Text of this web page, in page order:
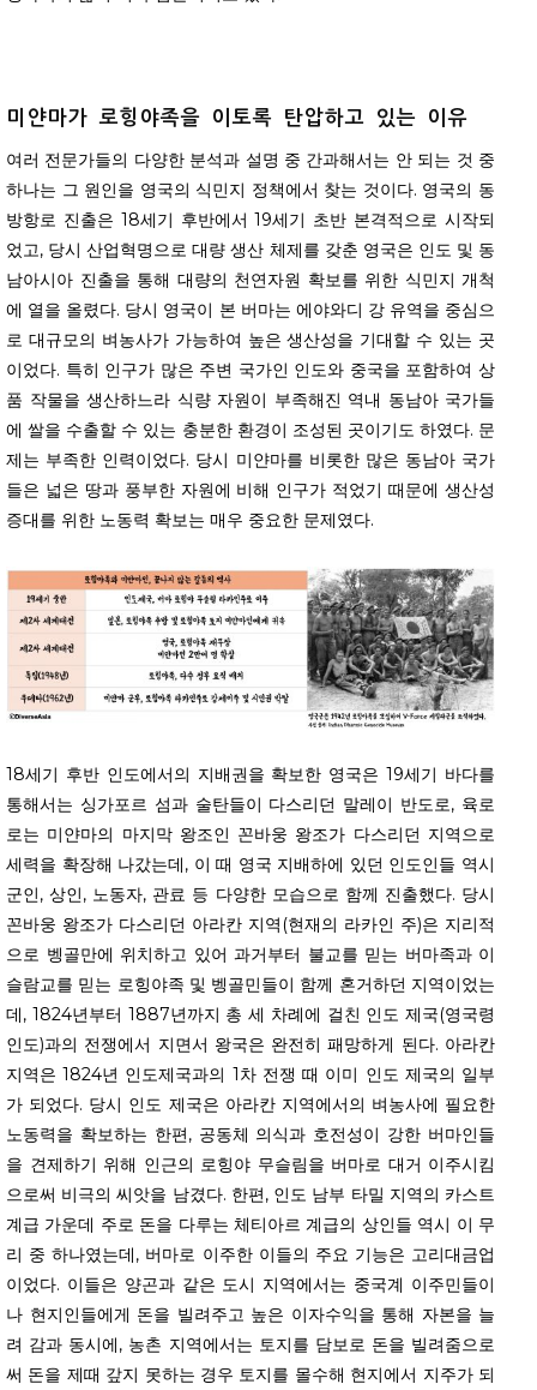
구독 신청
개인정보 동의 Privacy Policy
미얀마가 로힝야족을 이토록 탄압하고 있는 이유
여러 전문가들의 다양한 분석과 설명 중 간과해서는 안 되는 것 중
하나는 그 원인을 영국의 식민지 정책에서 찾는 것이다. 영국의 동
방항로 진출은 18세기 후반에서 19세기 초반 본격적으로 시작되
었고, 당시 산업혁명으로 대량 생산 체제를 갖춘 영국은 인도 및 동
남아시아 진출을 통해 대량의 천연자원 확보를 위한 식민지 개척
에 열을 올렸다. 당시 영국이 본 버마는 에야와디 강 유역을 중심으
로 대규모의 벼농사가 가능하여 높은 생산성을 기대할 수 있는 곳
이었다. 특히 인구가 많은 주변 국가인 인도와 중국을 포함하여 상
품 작물을 생산하느라 식량 자원이 부족해진 역내 동남아 국가들
에 쌀을 수출할 수 있는 충분한 환경이 조성된 곳이기도 하였다. 문
제는 부족한 인력이었다. 당시 미얀마를 비롯한 많은 동남아 국가
들은 넓은 땅과 풍부한 자원에 비해 인구가 적었기 때문에 생산성
증대를 위한 노동력 확보는 매우 중요한 문제였다.
18세기 후반 인도에서의 지배권을 확보한 영국은 19세기 바다를
통해서는 싱가포르 섬과 술탄들이 다스리던 말레이 반도로, 육로
로는 미얀마의 마지막 왕조인 꼰바웅 왕조가 다스리던 지역으로
세력을 확장해 나갔는데, 이 때 영국 지배하에 있던 인도인들 역시
군인, 상인, 노동자, 관료 등 다양한 모습으로 함께 진출했다. 당시
꼰바웅 왕조가 다스리던 아라칸 지역(현재의 라카인 주)은 지리적
으로 벵골만에 위치하고 있어 과거부터 불교를 믿는 버마족과 이
슬람교를 믿는 로힝야족 및 벵골민들이 함께 혼거하던 지역이었는
데, 1824년부터 1887년까지 총 세 차례에 걸친 인도 제국(영국령
인도)과의 전쟁에서 지면서 왕국은 완전히 패망하게 된다. 아라칸
지역은 1824년 인도제국과의 1차 전쟁 때 이미 인도 제국의 일부
가 되었다. 당시 인도 제국은 아라칸 지역에서의 벼농사에 필요한
노동력을 확보하는 한편, 공동체 의식과 호전성이 강한 버마인들
을 견제하기 위해 인근의 로힝야 무슬림을 버마로 대거 이주시킴
으로써 비극의 씨앗을 남겼다. 한편, 인도 남부 타밀 지역의 카스트
계급 가운데 주로 돈을 다루는 체티아르 계급의 상인들 역시 이 무
리 중 하나였는데, 버마로 이주한 이들의 주요 기능은 고리대금업
이었다. 이들은 양곤과 같은 도시 지역에서는 중국계 이주민들이
나 현지인들에게 돈을 빌려주고 높은 이자수익을 통해 자본을 늘
려 감과 동시에, 농촌 지역에서는 토지를 담보로 돈을 빌려줌으로
써 돈을 제때 갚지 못하는 경우 토지를 몰수해 현지에서 지주가 되